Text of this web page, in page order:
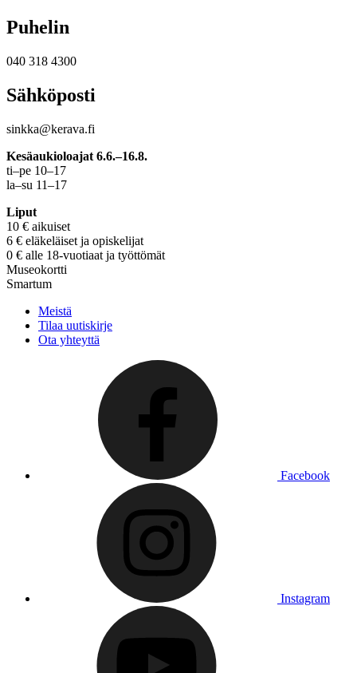
Puhelin
040 318 4300
Sähköposti
sinkka@kerava.fi
Kesäaukioloajat 6.6.–16.8.
ti–pe 10–17
la–su 11–17
Liput
10 € aikuiset
6 € eläkeläiset ja opiskelijat
0 € alle 18-vuotiaat ja työttömät
Museokortti
Smartum
Meistä
Tilaa uutiskirje
Ota yhteyttä
Facebook
Instagram